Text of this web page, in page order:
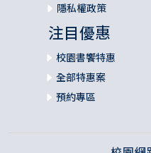
隱私權政策
注目優惠
校園書饗特惠
全部特惠案
預約專區